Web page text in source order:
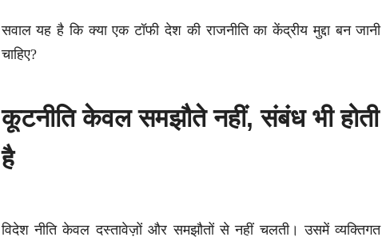
सवाल यह है कि क्या एक टॉफी देश की राजनीति का केंद्रीय मुद्दा बन जानी
चाहिए?
कूटनीति केवल समझौते नहीं, संबंध भी होती
है
विदेश नीति केवल दस्तावेज़ों और समझौतों से नहीं चलती। उसमें व्यक्तिगत